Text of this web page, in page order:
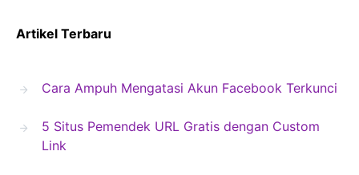
Artikel Terbaru
Cara Ampuh Mengatasi Akun Facebook Terkunci
5 Situs Pemendek URL Gratis dengan Custom
Link